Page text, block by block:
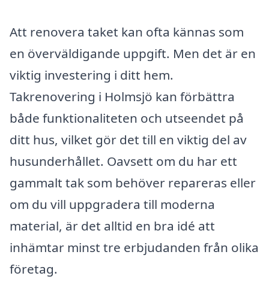
Att renovera taket kan ofta kännas som
en överväldigande uppgift. Men det är en
viktig investering i ditt hem.
Takrenovering i Holmsjö kan förbättra
både funktionaliteten och utseendet på
ditt hus, vilket gör det till en viktig del av
husunderhållet. Oavsett om du har ett
gammalt tak som behöver repareras eller
om du vill uppgradera till moderna
material, är det alltid en bra idé att
inhämtar minst tre erbjudanden från olika
företag.